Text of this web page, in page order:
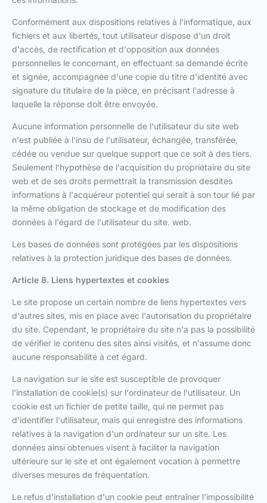
Conformément aux dispositions relatives à l'informatique, aux
fichiers et aux libertés, tout utilisateur dispose d'un droit
d'accès, de rectification et d'opposition aux données
personnelles le concernant, en effectuant sa demande écrite
et signée, accompagnée d'une copie du titre d'identité avec
signature du titulaire de la pièce, en précisant l'adresse à
laquelle la réponse doit être envoyée.
Aucune information personnelle de l'utilisateur du site web
n'est publiée à l'insu de l'utilisateur, échangée, transférée,
cédée ou vendue sur quelque support que ce soit à des tiers.
Seulement l'hypothèse de l'acquisition du propriétaire du site
web et de ses droits permettrait la transmission desdites
informations à l'acquéreur potentiel qui serait à son tour lié par
la même obligation de stockage et de modification des
données à l'égard de l'utilisateur du site. web.
Les bases de données sont protégées par les dispositions
relatives à la protection juridique des bases de données.
Article 8. Liens hypertextes et cookies
Le site propose un certain nombre de liens hypertextes vers
d'autres sites, mis en place avec l'autorisation du propriétaire
du site. Cependant, le propriétaire du site n'a pas la possibilité
de vérifier le contenu des sites ainsi visités, et n'assume donc
aucune responsabilité à cet égard.
La navigation sur le site est susceptible de provoquer
l'installation de cookie(s) sur l'ordinateur de l'utilisateur. Un
cookie est un fichier de petite taille, qui ne permet pas
d'identifier l'utilisateur, mais qui enregistre des informations
relatives à la navigation d'un ordinateur sur un site. Les
données ainsi obtenues visent à faciliter la navigation
ultérieure sur le site et ont également vocation à permettre
diverses mesures de fréquentation.
Le refus d'installation d'un cookie peut entraîner l'impossibilité